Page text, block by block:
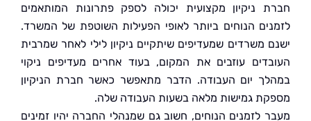
ניקיון מקצועית יכולה לספק פתרונות המותאמים
הנוחים ביותר לאופי הפעילות השוטפת של המשרד.
משרדים שמעדיפים שיתקיים ניקיון לילי לאחר שמרבית
עוזבים את המקום, בעוד אחרים מעדיפים ניקוי
יום העבודה. הדבר מתאפשר כאשר חברת הניקיון
גמישות מלאה בשעות העבודה שלה.
לזמנים הנוחים, חשוב גם שמנהלי החברה יהיו זמינים